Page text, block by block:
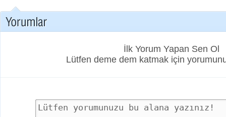
İlk Yorum Yapan Sen Ol
Lütfen deme dem katmak için